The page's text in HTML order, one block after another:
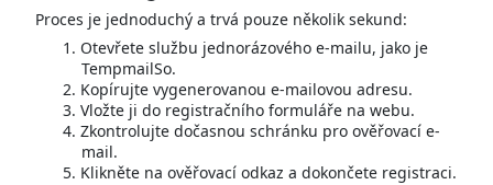
Proces je jednoduchý a trvá pouze několik sekund:
Otevřete službu jednorázového e-mailu, jako je
TempmailSo.
Kopírujte vygenerovanou e-mailovou adresu.
Vložte ji do registračního formuláře na webu.
Zkontrolujte dočasnou schránku pro ověřovací e-
mail.
Klikněte na ověřovací odkaz a dokončete registraci.